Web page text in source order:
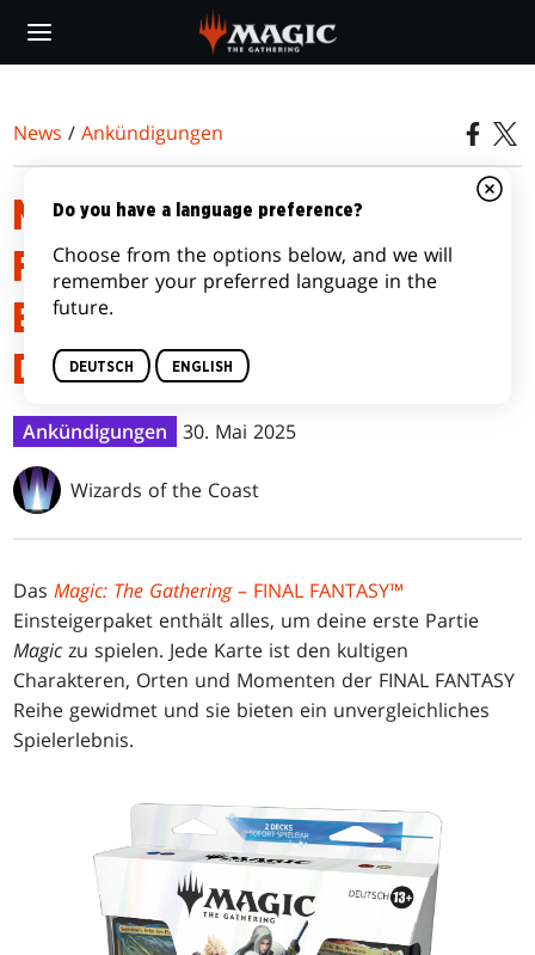
main
News /Ankündigungen
MAGIC: THE GATHERING –
FINAL FANTASY™
EINSTEIGERPAKET-
DECKLISTEN
Ankündigungen 30. Mai 2025
Wizards of the Coast
DasMagic: The Gathering– FINAL FANTASY™
Einsteigerpaket enthält alles, um deine erste Partie
Magic zu spielen. Jede Karte ist den kultigen
Charakteren, Orten und Momenten der FINAL FANTASY
Reihe gewidmet und sie bieten ein unvergleichliches
Spielerlebnis.
Do you have a language preference?
Choose from the options below, and we will
remember your preferred language in the
future.
DEUTSCH ENGLISH